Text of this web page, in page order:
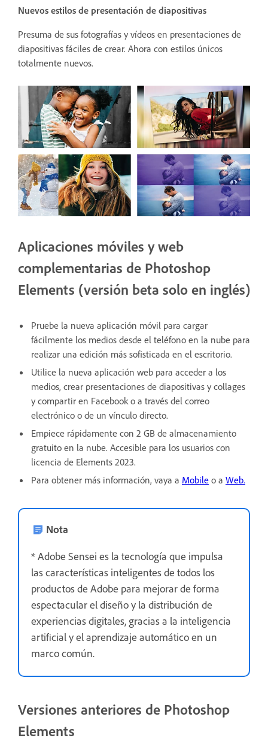
Nuevos estilos de presentación de diapositivas
Presuma de sus fotografías y vídeos en presentaciones de
diapositivas fáciles de crear. Ahora con estilos únicos
totalmente nuevos.
Aplicaciones móviles y web
complementarias de Photoshop
Elements (versión beta solo en inglés)
Pruebe la nueva aplicación móvil para cargar
fácilmente los medios desde el teléfono en la nube para
realizar una edición más sofisticada en el escritorio.
Utilice la nueva aplicación web para acceder a los
medios, crear presentaciones de diapositivas y collages
y compartir en Facebook o a través del correo
electrónico o de un vínculo directo.
Empiece rápidamente con 2 GB de almacenamiento
gratuito en la nube. Accesible para los usuarios con
licencia de Elements 2023.
Para obtener más información, vaya a Mobile o a Web.
Nota
* Adobe Sensei es la tecnología que impulsa
las características inteligentes de todos los
productos de Adobe para mejorar de forma
espectacular el diseño y la distribución de
experiencias digitales, gracias a la inteligencia
artificial y el aprendizaje automático en un
marco común.
Versiones anteriores de Photoshop
Elements